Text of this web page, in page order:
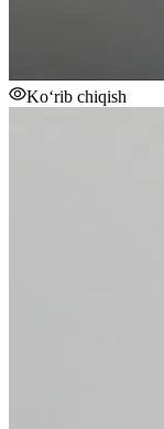
Ko‘rib chiqish